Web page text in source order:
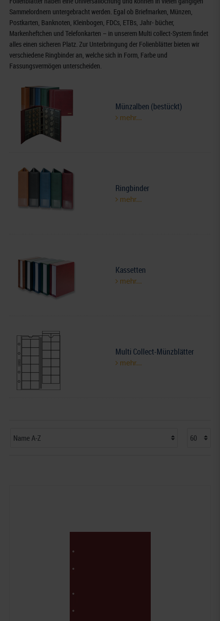
Sammelordnern untergebracht werden. Egal ob Briefmarken, Münzen,
Postkarten, Banknoten, Kleinbogen, FDCs, ETBs, Jahr- bücher,
Markenheftchen und Telefonkarten – in unserem Multi collect-System findet
alles einen sicheren Platz. Zur Unterbringung der Folienblätter bieten wir
verschiedene Ringbinder an, welche sich in Form, Farbe und
Fassungsvermögen unterscheiden.
Münzalben (bestückt)
mehr...
Ringbinder
mehr...
Kassetten
mehr...
Multi Collect-Münzblätter
mehr...